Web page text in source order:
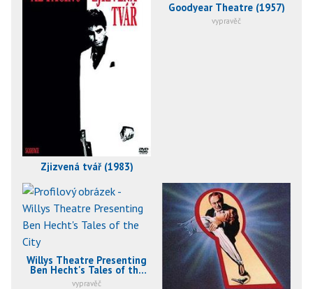
Zjizvená tvář (1983)
Goodyear Theatre (1957)
vypravěč
Willys Theatre Presenting
Ben Hecht's Tales of the
City (1953)
vypravěč